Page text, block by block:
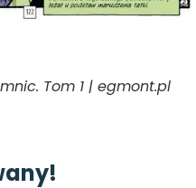
Tom 1 | egmont.pl